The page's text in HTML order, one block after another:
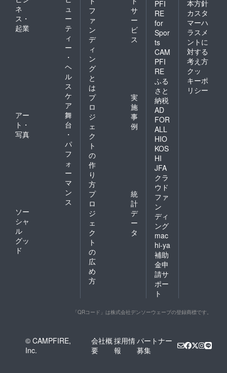
ネ
ス・
起業
ュ
ー
テ
ィ
ー
・
ヘ
ル
ス
ケ
ア
アー
ト・
写真
舞
台
・
パ
フ
ォ
ー
マ
ン
ス
ソー
シャ
ル
グッ
ド
フ
ァ
ン
デ
ィ
ン
グ
と
は
サ
ー
ビ
ス
プ
ロ
ジ
ェ
ク
ト
の
作
り
方
実
施
事
例
プ
ロ
ジ
ェ
ク
ト
の
広
め
方
統
計
デ
ー
タ
PFI
RE
for
Spor
ts
CAM
PFI
RE
ふる
さと
納税
AD
FOR
ALL
HIO
KOS
HI
JFA
クラ
ウド
ファ
ン
ディ
ング
mac
hi-ya
補助
金申
請サ
ポー
ト
本方針
カスタ
マーハ
ラスメ
ントに
対する
考え方
クッ
キーポ
リシー
「QRコード」は株式会社デンソーウェーブの登録商標です。
© CAMPFIRE,
Inc.
会社概
要
採用情
報
パートナー
募集